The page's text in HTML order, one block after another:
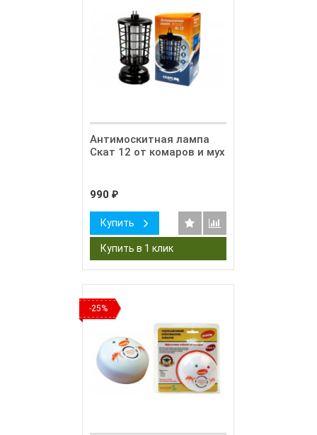
Антимоскитная лампа
Скат 12 от комаров и мух
990 ₽
Купить
-25%